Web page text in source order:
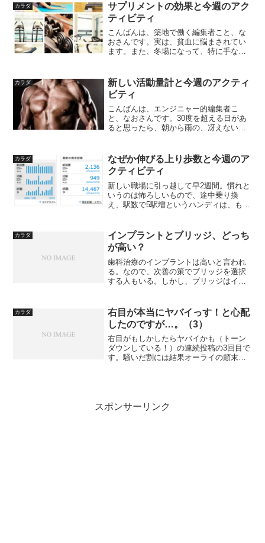
カラダ
サプリメントの効果と今週のアク
ティビティ
こんばんは、築地で働く編集者こと、な
おさんです。実は、貧血に悩まされてい
ます。また、冬場になって、特に手なの
スルーしてきたのですが、年を取ったら
そうもいかないようなので...
カラダ
新しい活動量計と今週のアクティ
ビティ
こんばんは、エンジニャー的編集者こ
と、なおさんです。30度を超える日があ
ると思ったら、朝から雨の、冴えない日
感じですが、体育の日の10日くらいは、
何とかもって欲しいもの...
カラダ
なぜか伸びる上り歩数と今週のア
クティビティ
新しい職場に引っ越して早2週間。慣れと
いうのは怖ろしいもので、途中乗り換
え、駅数で5駅増というハンディは、もは
方と思っていたがこれほど節操がないと
は…。こんな不便なところ...
カラダ
インプラントとブリッジ、どっち
が高い？
歯科治療のインプラントは高いと言われ
る。なので、次善の策でブリッジを選択
する人もいる。しかし、ブリッジはイン
て、結局抜歯したという話を以前に投稿
した。抜歯したのは前歯なの...
カラダ
右目が本当にヤバイっす！と心配
したのですが…。（3）
右目がもしかしたらヤバイかも（トーン
ダウンしている！）の連続投稿の3回目で
す。騒いだ割には結果オーライの顛末も
スポンサーリンク